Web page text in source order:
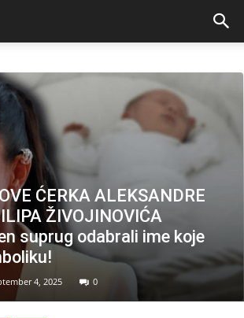
ĆERKA ALEKSANDRE
ŽIVOJINOVIĆA
suprug odabrali ime koje
4, 2025 0